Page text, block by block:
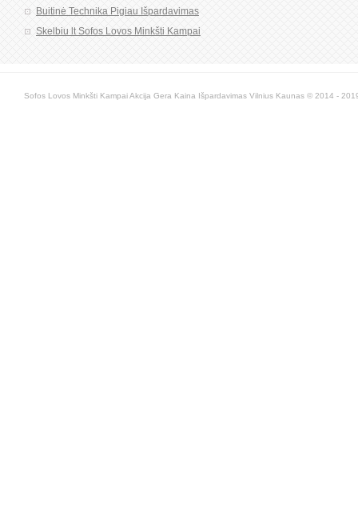
Buitinė Technika Pigiau Išpardavimas
Skelbiu lt Sofos Lovos Minkšti Kampai
Sofos Lovos Minkšti Kampai Akcija Gera Kaina Išpardavimas Vilnius Kaunas © 2014 -